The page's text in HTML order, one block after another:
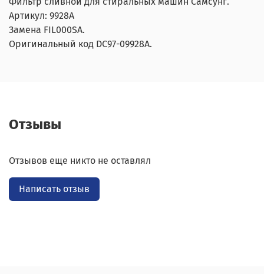
Артикул: 9928A
Замена FIL000SA.
Оригинальный код DC97-09928A.
Отзывы
Отзывов еще никто не оставлял
Написать отзыв